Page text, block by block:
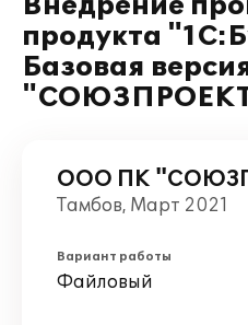
продукта
Базовая
ООО ПК
Тамбов, Март 2021
Вариант работы
Файловый